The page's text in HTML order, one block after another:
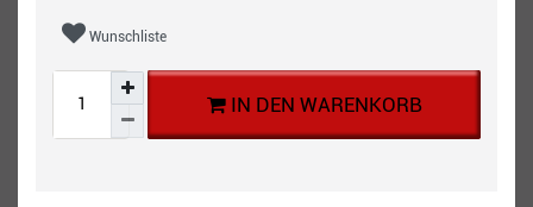
Wunschliste
IN DEN WARENKORB